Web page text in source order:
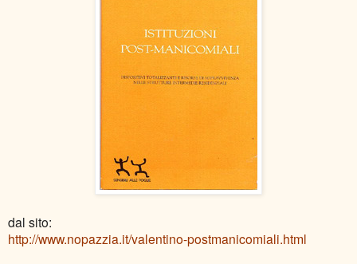
dal sito:
http://www.nopazzia.it/valentino-postmanicomiali.html